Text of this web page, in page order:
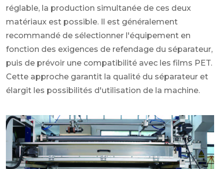
réglable, la production simultanée de ces deux
matériaux est possible. Il est généralement
recommandé de sélectionner l'équipement en
fonction des exigences de refendage du séparateur,
puis de prévoir une compatibilité avec les films PET.
Cette approche garantit la qualité du séparateur et
élargit les possibilités d'utilisation de la machine.